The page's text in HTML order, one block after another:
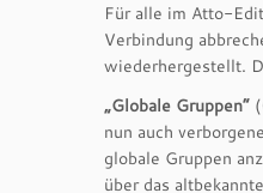
Für alle im Atto-
Verbindung
wiederhergestellt.
„Globale Gruppen“
nun auch
globale Gruppen
über das altbekannte